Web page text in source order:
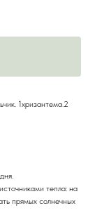
1хризантема.2
тепла: на
прямых солнечных